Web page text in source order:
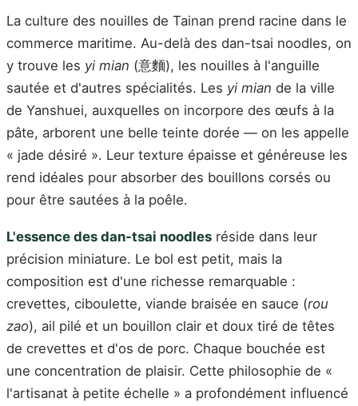
La culture des nouilles de Tainan prend racine dans le
commerce maritime. Au-delà des dan-tsai noodles, on
y trouve les yi mian (意麵), les nouilles à l'anguille
sautée et d'autres spécialités. Les yi mian de la ville
de Yanshuei, auxquelles on incorpore des œufs à la
pâte, arborent une belle teinte dorée — on les appelle
« jade désiré ». Leur texture épaisse et généreuse les
rend idéales pour absorber des bouillons corsés ou
pour être sautées à la poêle.
L'essence des dan-tsai noodles réside dans leur
précision miniature. Le bol est petit, mais la
composition est d'une richesse remarquable :
crevettes, ciboulette, viande braisée en sauce (rou
zao), ail pilé et un bouillon clair et doux tiré de têtes
de crevettes et d'os de porc. Chaque bouchée est
une concentration de plaisir. Cette philosophie de «
l'artisanat à petite échelle » a profondément influencé